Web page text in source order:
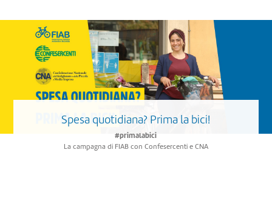
Spesa quotidiana? Prima la bici!
#primalabici
La campagna di FIAB con Confesercenti e CNA